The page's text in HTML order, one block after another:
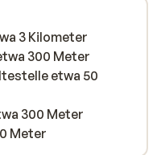
3 Kilometer
300 Meter
etwa 50
300 Meter
Meter